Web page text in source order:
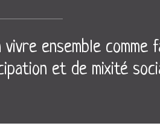
vivre ensemble
et de mixité